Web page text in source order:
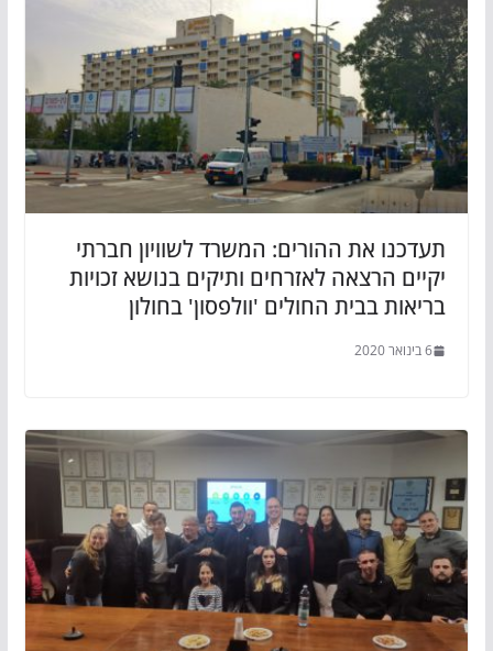
תעדכנו את ההורים: המשרד לשוויון חברתי
יקיים הרצאה לאזרחים ותיקים בנושא זכויות
בריאות בבית החולים 'וולפסון' בחולון
6 בינואר 2020